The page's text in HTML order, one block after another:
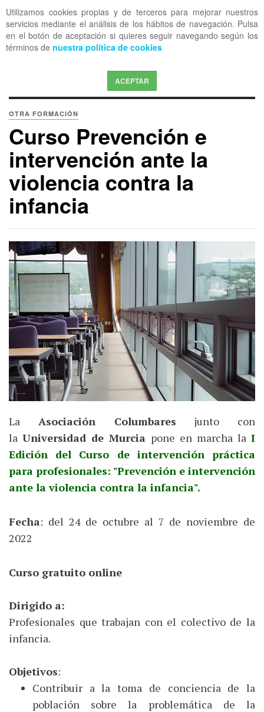
Utilizamos cookies propias y de terceros para mejorar nuestros
servicios mediante el análisis de los hábitos de navegación. Pulsa
en el botón de aceptación si quieres seguir navegando según los
términos de nuestra política de cookies
ACEPTAR
OFF CANVAS
OTRA FORMACIÓN
Curso Prevención e
intervención ante la
violencia contra la
infancia
La Asociación Columbares junto con
laUniversidad de Murcia pone en marcha la I
Edición del Curso de intervención práctica
para profesionales: "Prevención e intervención
ante la violencia contra la infancia".
Fecha: del 24 de octubre al 7 de noviembre de
2022
Curso gratuito online
Dirigido a:
Profesionales que trabajan con el colectivo de la
infancia.
Objetivos:
Contribuir a la toma de conciencia de la
población sobre la problemática de la